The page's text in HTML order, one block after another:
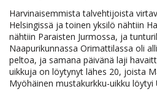
Harvinaisemmista talvehtijoista
Helsingissä ja toinen yksilö nähtiin
nähtiin Paraisten Jurmossa, ja
Naapurikunnassa Orimattilassa oli
peltoa, ja samana päivänä laji
uikkuja on löytynyt lähes 20, joista
Myöhäinen mustakurkku-uikku löytyi